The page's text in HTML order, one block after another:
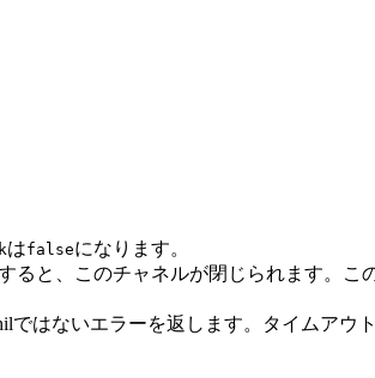
はfalseになります。
と、このチャネルが閉じられます。こ
はないエラーを返します。タイムアウト